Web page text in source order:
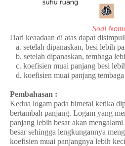
Soal
Dari keaadaan di atas dapat
a. setelah dipanaskan, besi lebih
b. setelah dipanaskan, tembaga
c. koefisien muai panjang besi
d. koefisien muai panjang
Pembahasan :
Kedua logam pada bimetal ketika
bertambah panjang. Logam yang
panjang lebih besar akan
besar sehingga lengkungannya
koefisien muai panjangnya lebih